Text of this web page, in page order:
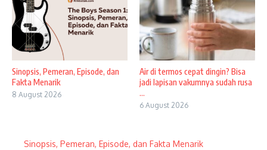
Sinopsis, Pemeran, Episode, dan
Fakta Menarik
8 August 2026
Air di termos cepat dingin? Bisa
jadi lapisan vakumnya sudah rusa
...
6 August 2026
Sinopsis, Pemeran, Episode, dan Fakta Menarik